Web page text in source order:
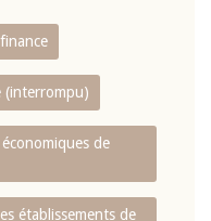
(interrompu)
de
établissements de